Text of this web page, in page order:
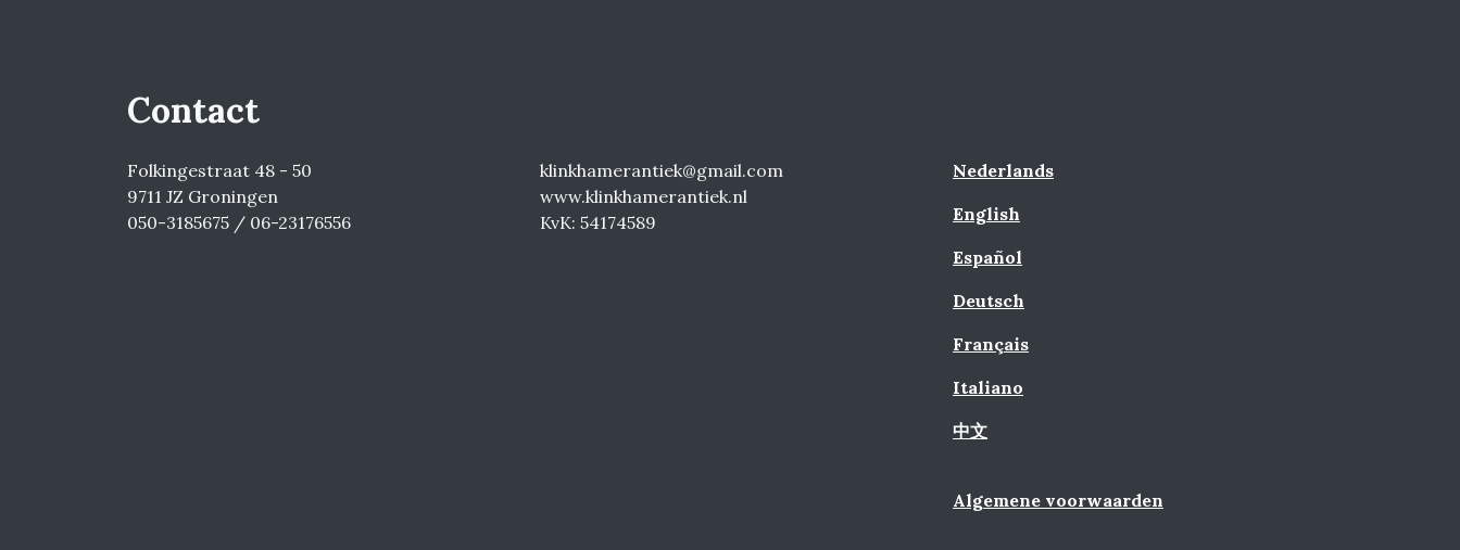
Contact
Folkingestraat 48 - 50
9711 JZ Groningen
050-3185675 / 06-23176556
klinkhamerantiek@gmail.com
www.klinkhamerantiek.nl
KvK: 54174589
Nederlands
English
Español
Deutsch
Français
Italiano
中文
Algemene voorwaarden